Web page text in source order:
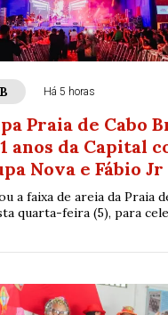
Há 5 horas
Praia de Cabo
anos da Capital
Nova e Fábio Jr
a faixa de areia da Praia
quarta-feira (5), para